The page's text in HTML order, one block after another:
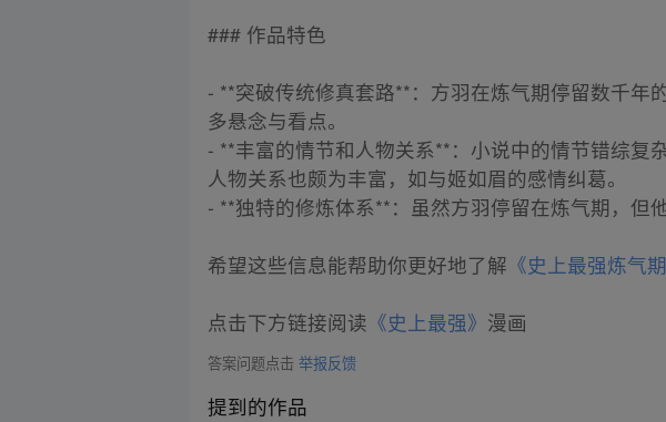
### 作品特色
- **突破传统修真套路**：方羽在炼气期停留数千
多悬念与看点。
- **丰富的情节和人物关系**：小说中的情节错综复
人物关系也颇为丰富，如与姬如眉的感情纠葛。
- **独特的修炼体系**：虽然方羽停留在炼气期，但
希望这些信息能帮助你更好地了解 《史上最强炼气期
点击下方链接阅读 《史上最强》 漫画
答案问题点击举报反馈
提到的作品